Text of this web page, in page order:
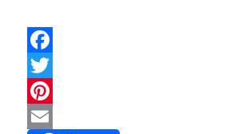
Facebook
Twitter
Pinterest